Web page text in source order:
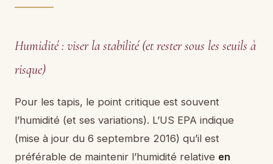
Humidité : viser la stabilité (et rester sous les seuils à
risque)
Pour les tapis, le point critique est souvent
l’humidité (et ses variations). L’US EPA indique
(mise à jour du 6 septembre 2016) qu’il est
préférable de maintenir l’humidité relative en